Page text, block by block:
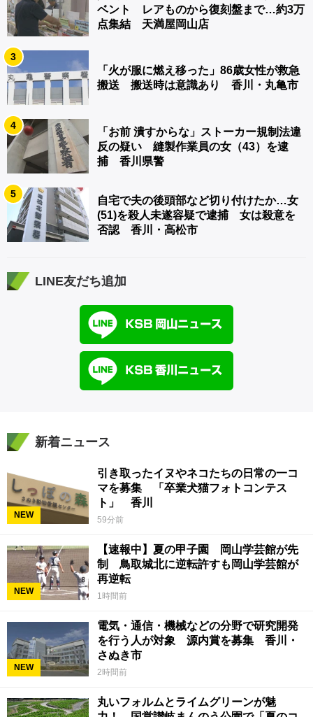
ベント レアものから復刻盤まで…約3万
点集結 天満屋岡山店
3
「火が服に燃え移った」86歳女性が救急
搬送 搬送時は意識あり 香川・丸亀市
4
「お前 潰すからな」ストーカー規制法違
反の疑い 縫製作業員の女（43）を逮
捕 香川県警
5
自宅で夫の後頭部など切り付けたか…女
(51)を殺人未遂容疑で逮捕 女は殺意を
否認 香川・高松市
LINE友だち追加
新着ニュース
NEW
引き取ったイヌやネコたちの日常の一コ
マを募集 「卒業犬猫フォトコンテス
ト」 香川
59分前
NEW
【速報中】夏の甲子園 岡山学芸館が先
制 鳥取城北に逆転許すも岡山学芸館が
再逆転
1時間前
NEW
電気・通信・機械などの分野で研究開発
を行う人が対象 源内賞を募集 香川・
さぬき市
2時間前
丸いフォルムとライムグリーンが魅